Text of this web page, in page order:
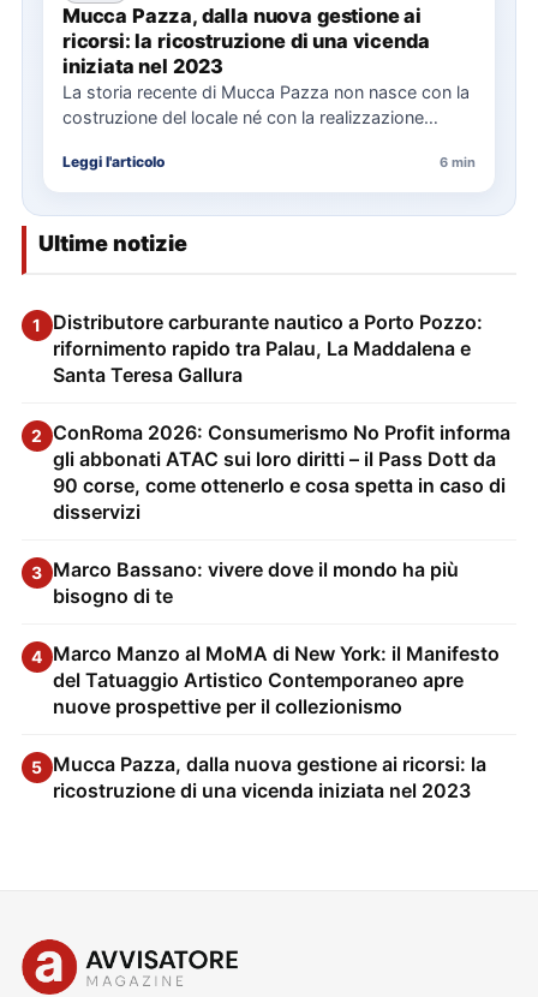
Mucca Pazza, dalla nuova gestione ai
ricorsi: la ricostruzione di una vicenda
iniziata nel 2023
La storia recente di Mucca Pazza non nasce con la
costruzione del locale né con la realizzazione
Leggi l'articolo 6 min
Ultime notizie
1
Distributore carburante nautico a Porto Pozzo:
rifornimento rapido tra Palau, La Maddalena e
Santa Teresa Gallura
2 ConRoma 2026: Consumerismo No Profit informa
gli abbonati ATAC sui loro diritti – il Pass Dott da
90 corse, come ottenerlo e cosa spetta in caso di
disservizi
3 Marco Bassano: vivere dove il mondo ha più
bisogno di te
4 Marco Manzo al MoMA di New York: il Manifesto
del Tatuaggio Artistico Contemporaneo apre
nuove prospettive per il collezionismo
5 Mucca Pazza, dalla nuova gestione ai ricorsi: la
ricostruzione di una vicenda iniziata nel 2023